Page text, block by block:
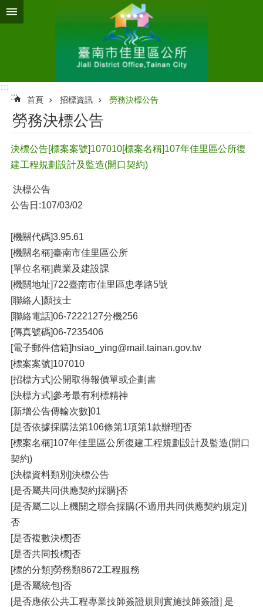
跳到主要內容區塊
:::
:::
首頁 招標資訊 勞務決標公告
勞務決標公告
決標公告[標案案號]107010[標案名稱]107年佳里區公所復
建工程規劃設計及監造(開口契約)
決標公告
公告日:107/03/02
[機關代碼]3.95.61
[機關名稱]臺南市佳里區公所
[單位名稱]農業及建設課
[機關地址]722臺南市佳里區忠孝路5號
[聯絡人]顏技士
[聯絡電話]06-7222127分機256
[傳真號碼]06-7235406
[電子郵件信箱]hsiao_ying@mail.tainan.gov.tw
[標案案號]107010
[招標方式]公開取得報價單或企劃書
[決標方式]參考最有利標精神
[新增公告傳輸次數]01
[是否依據採購法第106條第1項第1款辦理]否
[標案名稱]107年佳里區公所復建工程規劃設計及監造(開口
契約)
[決標資料類別]決標公告
[是否屬共同供應契約採購]否
[是否屬二以上機關之聯合採購(不適用共同供應契約規定)]
否
[是否複數決標]否
[是否共同投標]否
[標的分類]勞務類8672工程服務
[是否屬統包]否
[是否應依公共工程專業技師簽證規則實施技師簽證] 是